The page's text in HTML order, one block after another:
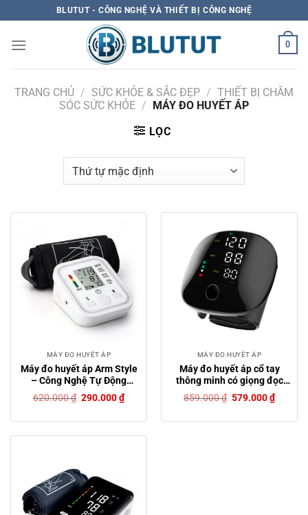
to
content
BLUTUT - CÔNG NGHỆ VÀ THIẾT BỊ CÔNG NGHỆ
0
TRANG CHỦ / SỨC KHỎE & SẮC ĐẸP / THIẾT BỊ CHĂM
SÓC SỨC KHỎE / MÁY ĐO HUYẾT ÁP
LỌC
MÁY ĐO HUYẾT ÁP
Máy đo huyết áp Arm Style
– Công Nghệ Tự Động
Thông Minh, Theo Dõi Sức
Khỏe Tại Nhà
620.000₫ Giá
620.000 ₫.
290.000₫Giá
hiện
là:
MÁY ĐO HUYẾT ÁP
Máy đo huyết áp cổ tay
thông minh có giọng đọc
tiếng việt
859.000₫ Giá
859.000 ₫.
579.000₫Giá
hiện
là: